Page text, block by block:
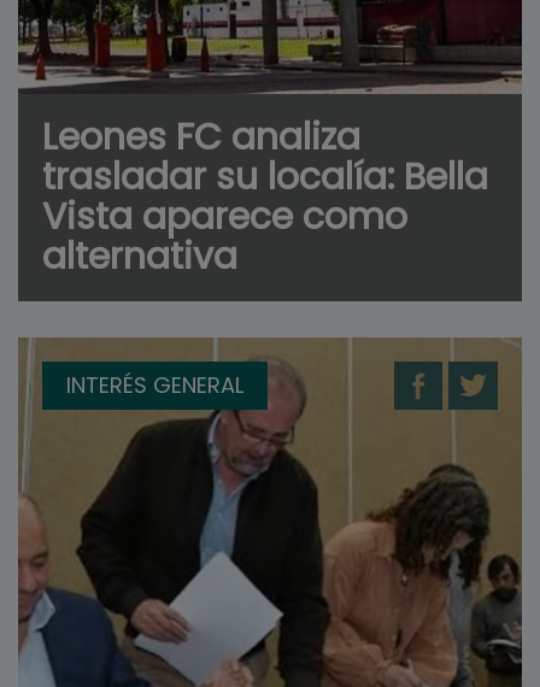
Leones FC analiza
trasladar su localía: Bella
Vista aparece como
alternativa
INTERÉS GENERAL